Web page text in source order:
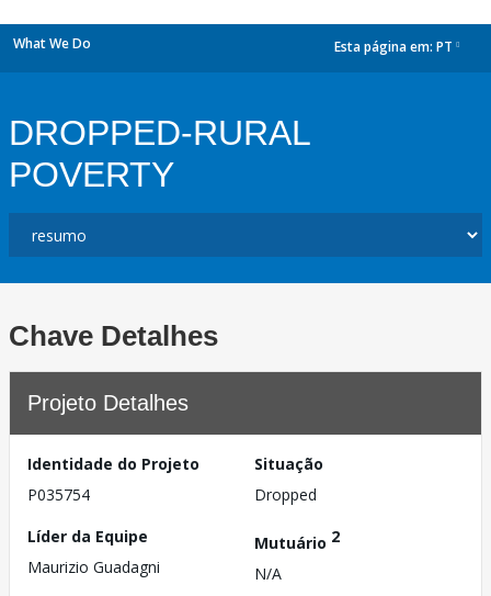
What We Do Esta página em: PT
DROPPED-RURAL
POVERTY
Chave Detalhes
Projeto Detalhes
Identidade do Projeto
P035754
Situação
Dropped
Líder da Equipe
Maurizio Guadagni
Mutuário 2
N/A